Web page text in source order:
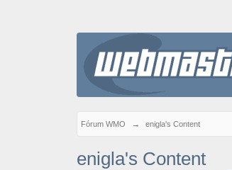
Fórum WMO → enigla's Content
enigla's Content